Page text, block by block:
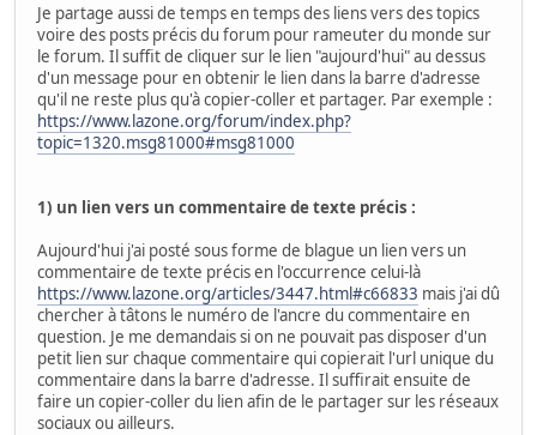
Je partage aussi de temps en temps des liens vers des topics
voire des posts précis du forum pour rameuter du monde sur
le forum. Il suffit de cliquer sur le lien "aujourd'hui" au dessus
d'un message pour en obtenir le lien dans la barre d'adresse
qu'il ne reste plus qu'à copier-coller et partager. Par exemple :
https://www.lazone.org/forum/index.php?
topic=1320.msg81000#msg81000
1) un lien vers un commentaire de texte précis :
Aujourd'hui j'ai posté sous forme de blague un lien vers un
commentaire de texte précis en l'occurrence celui-là
https://www.lazone.org/articles/3447.html#c66833 mais j'ai dû
chercher à tâtons le numéro de l'ancre du commentaire en
question. Je me demandais si on ne pouvait pas disposer d'un
petit lien sur chaque commentaire qui copierait l'url unique du
commentaire dans la barre d'adresse. Il suffirait ensuite de
faire un copier-coller du lien afin de le partager sur les réseaux
sociaux ou ailleurs.